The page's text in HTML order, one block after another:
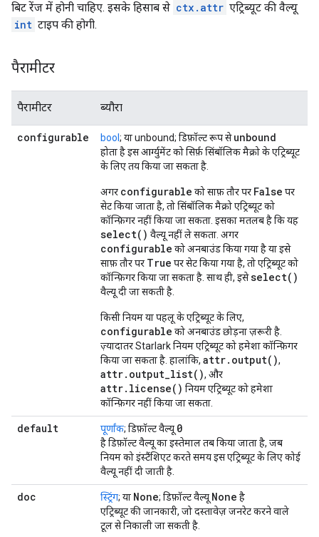
बिट रेंज में होनी चाहिए. इसके हिसाब से ctx.attr एट्रिब्यूट की वैल्यू
int टाइप की होगी.
पैरामीटर
पैरामीटर ब्यौरा
configurable bool ; या unbound; डिफ़ॉल्ट रूप सेunbound
होता है इस आर्ग्युमेंट को सिर्फ़ सिंबॉलिक मैक्रो के एट्रिब्यूट
के लिए तय किया जा सकता है.
अगर configurable को साफ़ तौर पर False पर
सेट किया जाता है, तो सिंबॉलिक मैक्रो एट्रिब्यूट को
कॉन्फ़िगर नहीं किया जा सकता. इसका मतलब है कि यह
select() वैल्यू नहीं ले सकता. अगर
configurable को अनबाउंड किया गया है या इसे
साफ़ तौर पर True पर सेट किया गया है, तो एट्रिब्यूट को
कॉन्फ़िगर किया जा सकता है. साथ ही, इसेselect()
वैल्यू दी जा सकती है.
किसी नियम या पहलू के एट्रिब्यूट के लिए,
configurable को अनबाउंड छोड़ना ज़रूरी है.
ज़्यादातर Starlark नियम एट्रिब्यूट को हमेशा कॉन्फ़िगर
किया जा सकता है. हालांकि, attr.output(),
attr.output_list(), और
attr.license() नियम एट्रिब्यूट को हमेशा
कॉन्फ़िगर नहीं किया जा सकता.
default पूर्णांक; डिफ़ॉल्ट वैल्यू 0
है डिफ़ॉल्ट वैल्यू का इस्तेमाल तब किया जाता है, जब
नियम को इंस्टैंशिएट करते समय इस एट्रिब्यूट के लिए कोई
वैल्यू नहीं दी जाती है.
doc स्ट्रिंग; या None; डिफ़ॉल्ट वैल्यू None है
एट्रिब्यूट की जानकारी, जो दस्तावेज़ जनरेट करने वाले
टूल से निकाली जा सकती है.